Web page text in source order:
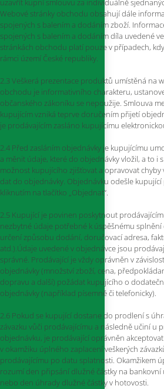
uzavřít kupní smlouvu za individuálně
Webové stránky obchodu obsahují dále
spojených s balením a dodáním zboží.
spojených s balením a dodáním díla uvedené
stránkách obchodu platí pouze v případech,
rámci území České republiky.
2.3 Veškerá prezentace produktů umístěná na
obchodu je informativního charakteru,
občanského zákoníku se nepoužije. Smlouva
kupujícím vzniká teprve doručením přijetí
je prodávajícím zasláno kupujícímu
2.4 Před zasláním objednávky je kupujícímu
a měnit údaje, které do objednávky vložil, a to i
možnost kupujícího zjišťovat a opravovat chyby
dat do objednávky. Objednávku odešle
kliknutím na tlačítko „Objednat“.
2.5 Kupující je povinen poskytnout
nezbytné údaje potřebné k úspěšnému splnění
určení způsobu dodání, doručovací adresa,
atd.).Údaje uvedené v objednávce jsou
správné. Prodávající je vždy oprávněn v
objednávky (množství zboží, cena,
dopravu a další) požádat kupujícího o
objednávky (například písemně či telefonicky).
2.6 Pokud se kupující dostane do prodlení s
závazku vůči prodávajícímu a následně učiní u
objednávku, je prodávající oprávněn
v okamžiku úplného zaplacení veškerých
prodávajícímu po datu splatnosti. Okamžikem
rozumí den připsání dlužné částky na
nebo den úhrady dlužné částky v hotovosti.